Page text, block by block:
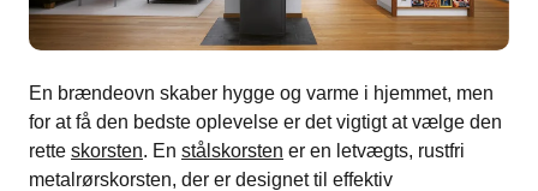
En brændeovn skaber hygge og varme i hjemmet, men
for at få den bedste oplevelse er det vigtigt at vælge den
rette skorsten. En stålskorsten er en letvægts, rustfri
metalrørskorsten, der er designet til effektiv